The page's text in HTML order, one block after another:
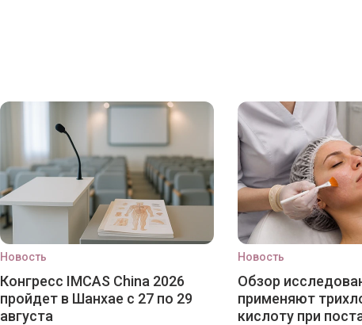
Новость
Конгресс IMCAS China 2026
пройдет в Шанхае с 27 по 29
августа
Новость
Обзор
применяют
кислоту при